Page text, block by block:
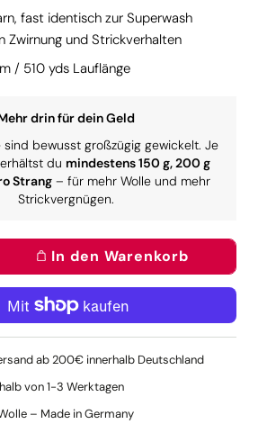
fast identisch zur Superwash
Zwirnung und Strickverhalten
/ 510 yds Lauflänge
drin für dein Geld
sind bewusst großzügig gewickelt. Je
du mindestens 150 g, 200 g
Strang – für mehr Wolle und mehr
Strickvergnügen.
In den Warenkorb
ab 200€ innerhalb Deutschland
von 1-3 Werktagen
– Made in Germany